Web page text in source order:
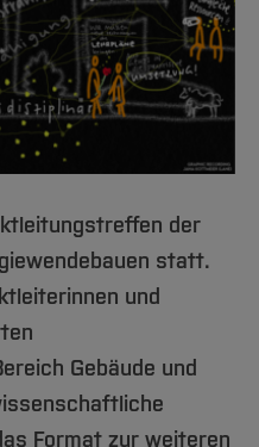
der
statt.
und
Gebäude und
Format zur weiteren